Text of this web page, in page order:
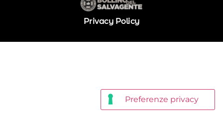
Privacy Policy